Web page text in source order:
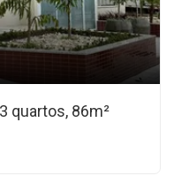
quartos, 86m²